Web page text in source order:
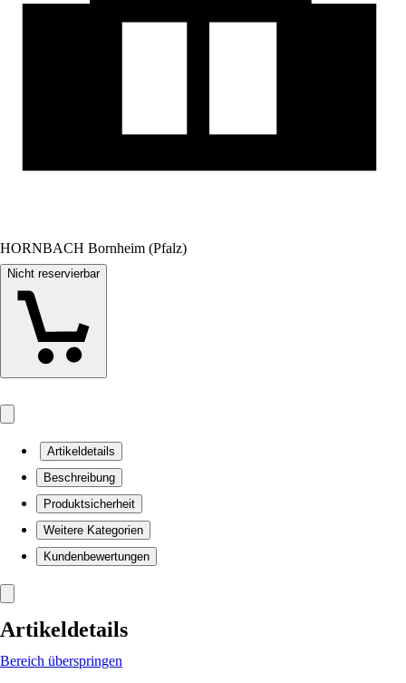
HORNBACH Bornheim (Pfalz)
Nicht reservierbar
Artikeldetails
Beschreibung
Produktsicherheit
Weitere Kategorien
Kundenbewertungen
Artikeldetails
Bereich überspringen